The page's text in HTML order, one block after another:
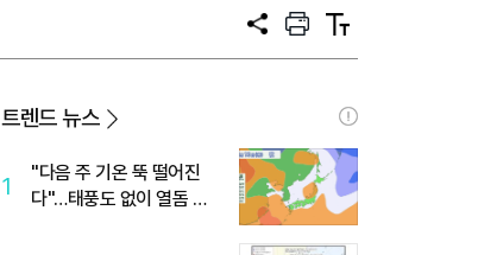
공
프
트
텍
트
트렌드 뉴스
1
"다음 주 기온 뚝 떨어진
다"…태풍도 없이 열돔 박